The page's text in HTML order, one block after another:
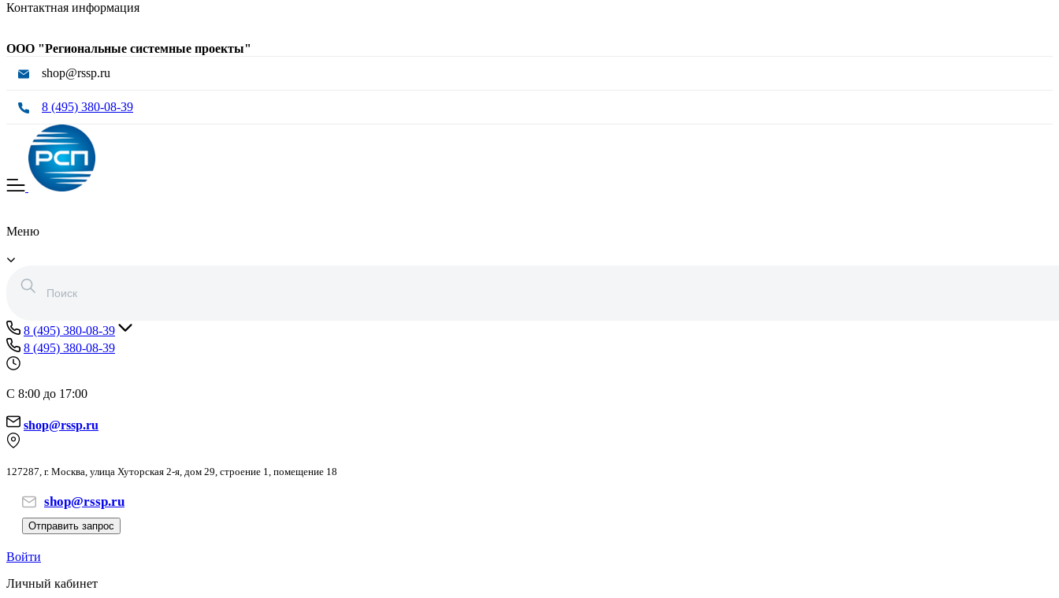
Контактная информация
ООО "Региональные системные проекты"
shop@rssp.ru
8 (495) 380-08-39
Меню
8 (495) 380-08-39
8 (495) 380-08-39
С 8:00 до 17:00
shop@rssp.ru
127287, г. Москва, улица Хуторская 2-я, дом 29, строение 1, помещение 18
shop@rssp.ru
Отправить запрос
Войти
Личный кабинет